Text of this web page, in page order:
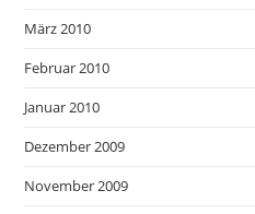
März 2010
Februar 2010
Januar 2010
Dezember 2009
November 2009